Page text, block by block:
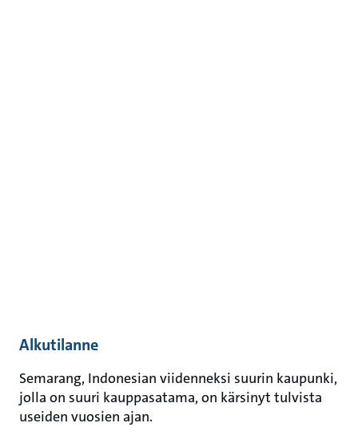
Alkutilanne
Semarang, Indonesian viidenneksi suurin kaupunki,
jolla on suuri kauppasatama, on kärsinyt tulvista
useiden vuosien ajan.